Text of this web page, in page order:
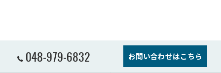
048-979-6832 お問い合わせはこちら